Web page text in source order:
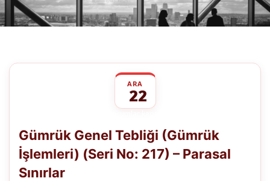
ARA
22
Tebliği
(Gümrük
İşlemleri)
Gümrük Genel Tebliği (Gümrük
İşlemleri) (Seri No: 217) – Parasal
Sınırlar